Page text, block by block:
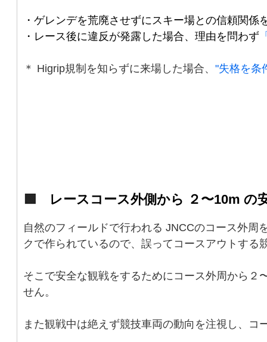
・ゲレンデを荒廃させずにスキー場との信頼関
・レース後に違反が発露した場合、理由を問わず
＊ Higrip規制を知らずに来場した場合、 "失格を条
レースコース外側から ２〜10m の
自然のフィールドで行われる JNCCのコース外周
クで作られているので、誤ってコースアウトする
そこで安全な観戦をするためにコース外周から
せん。
また観戦中は絶えず競技車両の動向を注視し、